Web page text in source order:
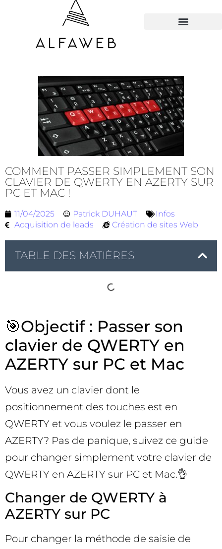
COMMENT PASSER SIMPLEMENT SON
CLAVIER DE QWERTY EN AZERTY SUR
PC ET MAC !
11/04/2025 Patrick DUHAUT
Infos
Acquisition de leads
Création de sites Web
TABLE DES MATIÈRES
🎯Objectif : Passer son
clavier de QWERTY en
AZERTY sur PC et Mac
Vous avez un clavier dont le
positionnement des touches est en
QWERTY et vous voulez le passer en
AZERTY? Pas de panique, suivez ce guide
pour changer simplement votre clavier de
QWERTY en AZERTY sur PC et Mac.👌
Changer de QWERTY à
AZERTY sur PC
Pour changer la méthode de saisie de